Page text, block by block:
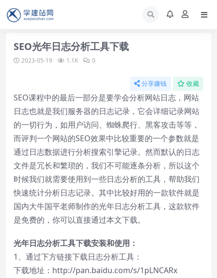
SEO光年日志分析工具下载
2023-05-19 1.1K 0
分享赚钱 收藏
SEO课程中的最后一部分是要学会分析网站日志，网站
日志也就是我们服务器的日志记录，它会详细记录网站
的一切行为，如用户访问、蜘蛛爬行、黑客攻击等等，
而评判一个网站的SEO效果中比较重要的一个参数就是
通过日志数据进行分析搜索引擎记录。然而默认的日志
文件是冗长和繁琐的，我们不可能逐条分析，所以这个
时候我们就需要使用到一些日志分析的工具，帮助我们
快速统计分析日志记录。其中比较好用的一款软件就是
国内大牛国平老师制作的光年日志分析工具，这款软件
是免费的，你可以直接通过本文下载。
光年日志分析工具下载安装和使用：
1、通过下方链接下载日志分析工具：
下载地址： http://pan.baidu.com/s/1pLNCARx